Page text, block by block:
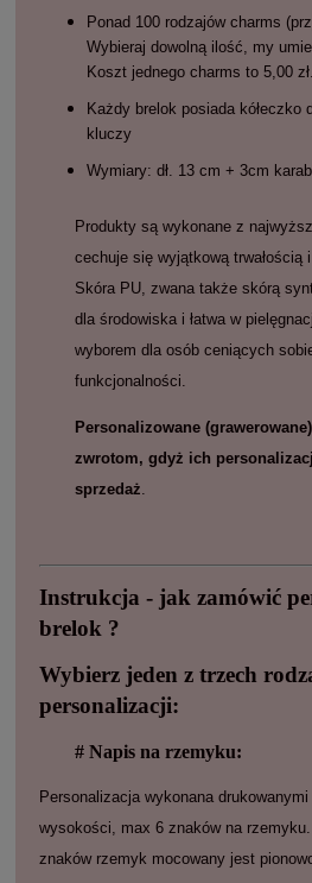
Ponad 100 rodzajów charms
Wybieraj dowolną ilość, my
Koszt jednego charms to 5,00 zł.
Każdy brelok posiada kółeczko
kluczy
Wymiary: dł. 13 cm + 3cm
Produkty są wykonane z
cechuje się wyjątkową trwałością
Skóra PU, zwana także skórą
dla środowiska i łatwa w
wyborem dla osób ceniących
funkcjonalności.
Personalizowane
zwrotom, gdyż ich
sprzedaż
Instrukcja - jak zamówić
brelok ?
Wybierz jeden z trzech
personalizacji:
# Napis na rzemyku:
Personalizacja wykonana
wysokości, max 6 znaków na
znaków rzemyk mocowany jest